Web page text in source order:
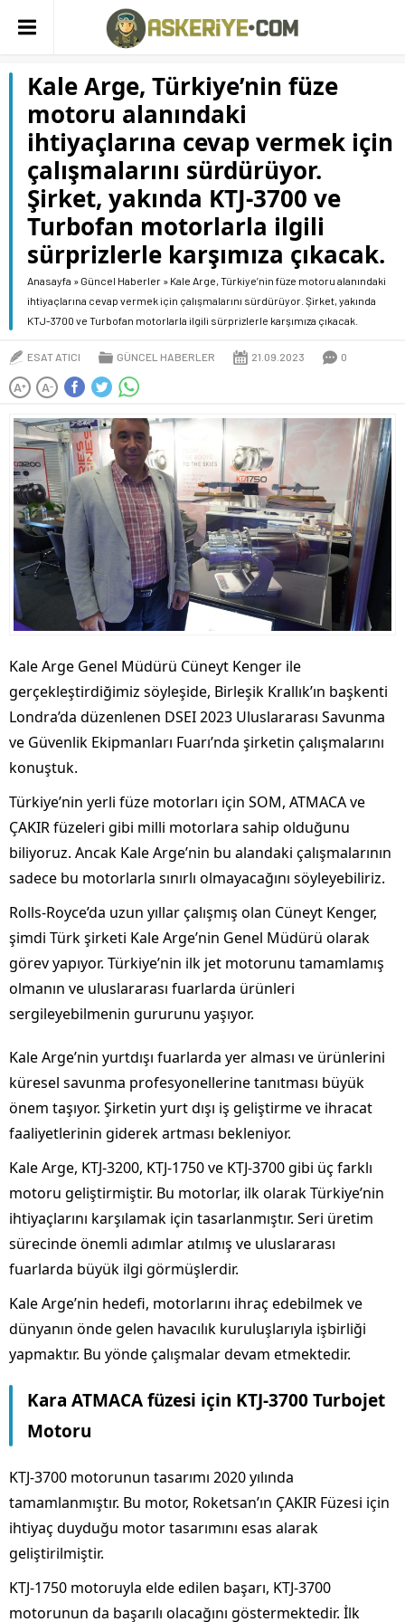
Kale Arge, Türkiye’nin füze
motoru alanındaki
ihtiyaçlarına cevap vermek için
çalışmalarını sürdürüyor.
Şirket, yakında KTJ-3700 ve
Turbofan motorlarla ilgili
sürprizlerle karşımıza çıkacak.
Anasayfa » Güncel Haberler » Kale Arge, Türkiye’nin füze motoru alanındaki
ihtiyaçlarına cevap vermek için çalışmalarını sürdürüyor. Şirket, yakında
KTJ-3700 ve Turbofan motorlarla ilgili sürprizlerle karşımıza çıkacak.
ESAT ATICI GÜNCEL HABERLER 21.09.2023 0
A+ A-
Kale Arge Genel Müdürü Cüneyt Kenger ile
gerçekleştirdiğimiz söyleşide, Birleşik Krallık’ın başkenti
Londra’da düzenlenen DSEI 2023 Uluslararası Savunma
ve Güvenlik Ekipmanları Fuarı’nda şirketin çalışmalarını
konuştuk.
Türkiye’nin yerli füze motorları için SOM, ATMACA ve
ÇAKIR füzeleri gibi milli motorlara sahip olduğunu
biliyoruz. Ancak Kale Arge’nin bu alandaki çalışmalarının
sadece bu motorlarla sınırlı olmayacağını söyleyebiliriz.
Rolls-Royce’da uzun yıllar çalışmış olan Cüneyt Kenger,
şimdi Türk şirketi Kale Arge’nin Genel Müdürü olarak
görev yapıyor. Türkiye’nin ilk jet motorunu tamamlamış
olmanın ve uluslararası fuarlarda ürünleri
sergileyebilmenin gururunu yaşıyor.
Kale Arge’nin yurtdışı fuarlarda yer alması ve ürünlerini
küresel savunma profesyonellerine tanıtması büyük
önem taşıyor. Şirketin yurt dışı iş geliştirme ve ihracat
faaliyetlerinin giderek artması bekleniyor.
Kale Arge, KTJ-3200, KTJ-1750 ve KTJ-3700 gibi üç farklı
motoru geliştirmiştir. Bu motorlar, ilk olarak Türkiye’nin
ihtiyaçlarını karşılamak için tasarlanmıştır. Seri üretim
sürecinde önemli adımlar atılmış ve uluslararası
fuarlarda büyük ilgi görmüşlerdir.
Kale Arge’nin hedefi, motorlarını ihraç edebilmek ve
dünyanın önde gelen havacılık kuruluşlarıyla işbirliği
yapmaktır. Bu yönde çalışmalar devam etmektedir.
Kara ATMACA füzesi için KTJ-3700 Turbojet
Motoru
KTJ-3700 motorunun tasarımı 2020 yılında
tamamlanmıştır. Bu motor, Roketsan’ın ÇAKIR Füzesi için
ihtiyaç duyduğu motor tasarımını esas alarak
geliştirilmiştir.
KTJ-1750 motoruyla elde edilen başarı, KTJ-3700
motorunun da başarılı olacağını göstermektedir. İlk